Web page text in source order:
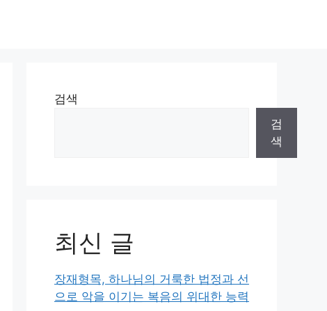
검색
검
색
최신 글
장재형목, 하나님의 거룩한 법정과 선
으로 악을 이기는 복음의 위대한 능력